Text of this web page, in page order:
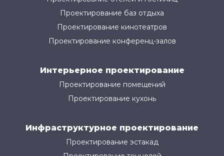
Проектирование баз отдыха
Проектирование кинотеатров
Проектирование конференц-залов
Интерьерное проектирование
Проектирование помещений
Проектирование кухонь
Инфраструктурное проектирование
Проектирование эстакад